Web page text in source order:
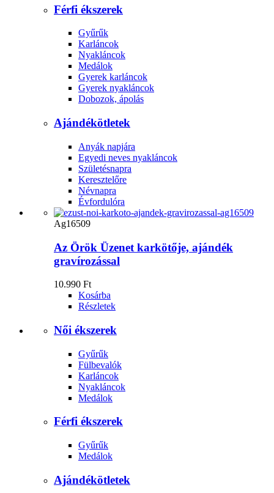
Férfi ékszerek
Gyűrűk
Karláncok
Nyakláncok
Medálok
Gyerek karláncok
Gyerek nyakláncok
Dobozok, ápolás
Ajándékötletek
Anyák napjára
Egyedi neves nyakláncok
Születésnapra
Keresztelőre
Névnapra
Évfordulóra
Ag16509
Az Örök Üzenet karkötője, ajándék
gravírozással
10.990 Ft
Kosárba
Részletek
Női ékszerek
Gyűrűk
Fülbevalók
Karláncok
Nyakláncok
Medálok
Férfi ékszerek
Gyűrűk
Medálok
Ajándékötletek